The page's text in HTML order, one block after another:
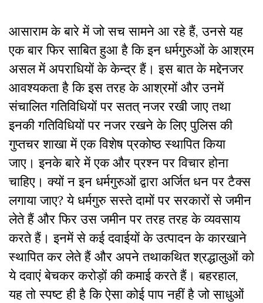
आसाराम के बारे में जो सच सामने आ रहे हैं, उनसे यह
एक बार फिर साबित हुआ है कि इन धर्मगुरुओं के आश्रम
असल में अपराधियों के केन्द्र हैं। इस बात के मद्देनजर
आवश्यकता है कि इस तरह के आश्रमों और उनमें
संचालित गतिविधियों पर सतत् नजर रखी जाए तथा
इनकी गतिविधियों पर नजर रखने के लिए पुलिस की
गुप्तचर शाखा में एक विशेष प्रकोष्ठ स्थापित किया
जाए। इनके बारे में एक और प्रश्न पर विचार होना
चाहिए। क्यों न इन धर्मगुरुओं द्वारा अर्जित धन पर टैक्स
लगाया जाए? ये धर्मगुरु सस्ते दामों पर सरकारों से जमीन
लेते हैं और फिर उस जमीन पर तरह तरह के व्यवसाय
करते हैं। इनमें से कई दवाईयों के उत्पादन के कारखाने
स्थापित कर लेते हैं और अपने तथाकथित श्रद्धालुओं को
ये दवाएं बेचकर करोड़ों की कमाई करते हैं। बहरहाल,
यह तो स्पष्ट ही है कि ऐसा कोई पाप नहीं है जो साधुओं